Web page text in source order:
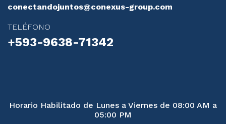
conectandojuntos@conexus-group.com
TELÉFONO
+593-9638-71342
Horario Habilitado de Lunes a Viernes de 08:00 AM a
05:00 PM